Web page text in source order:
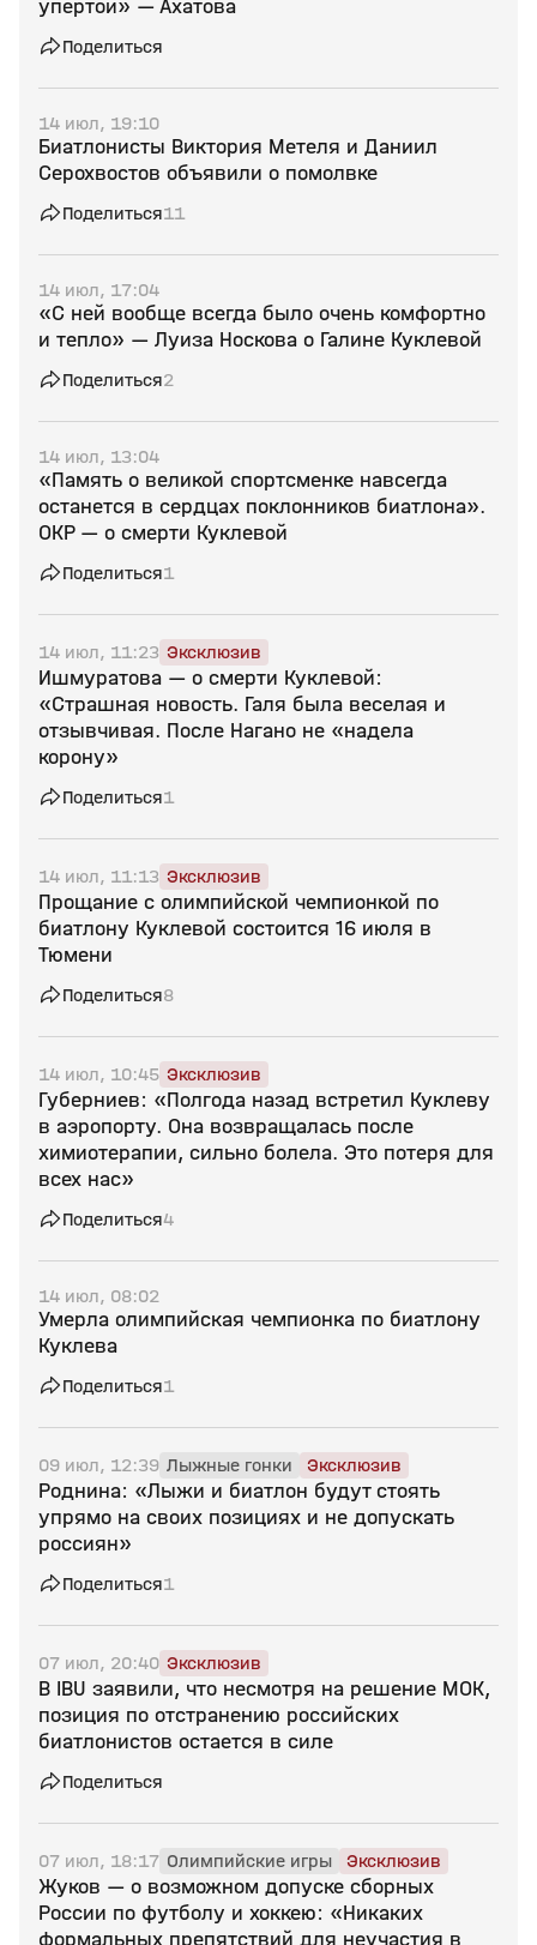
упертой» — Ахатова
Поделиться
14 июл, 19:10
Биатлонисты Виктория Метеля и Даниил
Серохвостов объявили о помолвке
Поделиться11
14 июл, 17:04
«С ней вообще всегда было очень комфортно
и тепло» — Луиза Носкова о Галине Куклевой
Поделиться2
14 июл, 13:04
«Память о великой спортсменке навсегда
останется в сердцах поклонников биатлона».
ОКР — о смерти Куклевой
Поделиться1
14 июл, 11:23 Эксклюзив
Ишмуратова — о смерти Куклевой:
«Страшная новость. Галя была веселая и
отзывчивая. После Нагано не «надела
корону»
Поделиться1
14 июл, 11:13 Эксклюзив
Прощание с олимпийской чемпионкой по
биатлону Куклевой состоится 16 июля в
Тюмени
Поделиться8
14 июл, 10:45 Эксклюзив
Губерниев: «Полгода назад встретил Куклеву
в аэропорту. Она возвращалась после
химиотерапии, сильно болела. Это потеря для
всех нас»
Поделиться4
14 июл, 08:02
Умерла олимпийская чемпионка по биатлону
Куклева
Поделиться1
09 июл, 12:39 Лыжные гонки Эксклюзив
Роднина: «Лыжи и биатлон будут стоять
упрямо на своих позициях и не допускать
россиян»
Поделиться1
07 июл, 20:40 Эксклюзив
В IBU заявили, что несмотря на решение МОК,
позиция по отстранению российских
биатлонистов остается в силе
Поделиться
07 июл, 18:17 Олимпийские игры Эксклюзив
Жуков — о возможном допуске сборных
России по футболу и хоккею: «Никаких
формальных препятствий для неучастия в